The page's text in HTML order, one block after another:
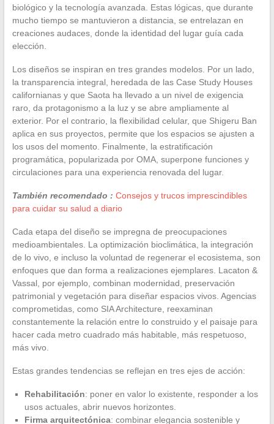
biológico y la tecnología avanzada. Estas lógicas, que durante
mucho tiempo se mantuvieron a distancia, se entrelazan en
creaciones audaces, donde la identidad del lugar guía cada
elección.
Los diseños se inspiran en tres grandes modelos. Por un lado,
la transparencia integral, heredada de las Case Study Houses
californianas y que Saota ha llevado a un nivel de exigencia
raro, da protagonismo a la luz y se abre ampliamente al
exterior. Por el contrario, la flexibilidad celular, que Shigeru Ban
aplica en sus proyectos, permite que los espacios se ajusten a
los usos del momento. Finalmente, la estratificación
programática, popularizada por OMA, superpone funciones y
circulaciones para una experiencia renovada del lugar.
También recomendado : Consejos y trucos imprescindibles
para cuidar su salud a diario
Cada etapa del diseño se impregna de preocupaciones
medioambientales. La optimización bioclimática, la integración
de lo vivo, e incluso la voluntad de regenerar el ecosistema, son
enfoques que dan forma a realizaciones ejemplares. Lacaton &
Vassal, por ejemplo, combinan modernidad, preservación
patrimonial y vegetación para diseñar espacios vivos. Agencias
comprometidas, como SIA Architecture, reexaminan
constantemente la relación entre lo construido y el paisaje para
hacer cada metro cuadrado más habitable, más respetuoso,
más vivo.
Estas grandes tendencias se reflejan en tres ejes de acción:
Rehabilitación: poner en valor lo existente, responder a los
usos actuales, abrir nuevos horizontes.
Firma arquitectónica: combinar elegancia sostenible y